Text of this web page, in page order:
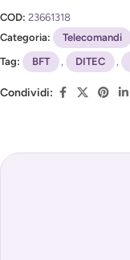
COD: 23661318
Categoria:
Telecomandi
Tag:
BFT , DITEC ,
Condividi: